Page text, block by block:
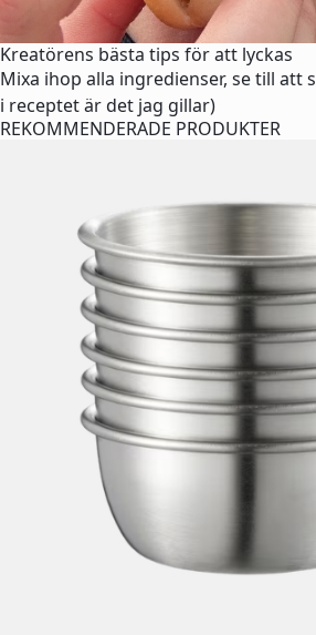
Kreatörens bästa tips för att lyckas
Mixa ihop alla ingredienser, se till att
i receptet är det jag gillar)
REKOMMENDERADE PRODUKTER